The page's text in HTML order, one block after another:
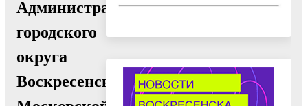
Администрации
городского
округа
Воскресенск